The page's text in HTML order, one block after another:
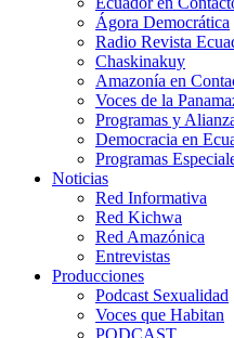
Ágora Democrática
Radio Revista
Chaskinakuy
Amazonía en
Voces de la
Programas y
Democracia en
Programas
Noticias
Red Informativa
Red Kichwa
Red Amazónica
Entrevistas
Producciones
Podcast Sexualidad
Voces que Habitan
PODCAST